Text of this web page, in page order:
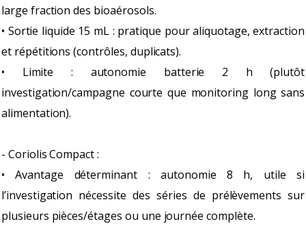
large fraction des bioaérosols.
• Sortie liquide 15 mL : pratique pour aliquotage, extraction
et répétitions (contrôles, duplicats).
• Limite : autonomie batterie 2 h (plutôt
investigation/campagne courte que monitoring long sans
alimentation).
- Coriolis Compact :
• Avantage déterminant : autonomie 8 h, utile si
l’investigation nécessite des séries de prélèvements sur
plusieurs pièces/étages ou une journée complète.